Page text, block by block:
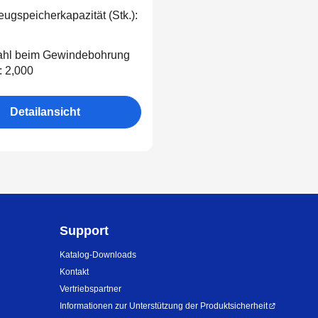
(Stk.):
beim Gewindebohrung
2,000
Detailansicht
Support
Katalog-Downloads
Kontakt
Vertriebspartner
Informationen zur Unterstützung der Produktsicherheit